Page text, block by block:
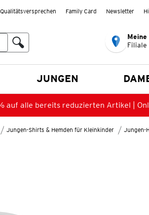
Qualitätsversprechen Family Card Newsletter
Filiale
JUNGEN
auf alle bereits reduzierten Artikel |
Jungen-Shirts & Hemden für Kleinkinder Jungen-